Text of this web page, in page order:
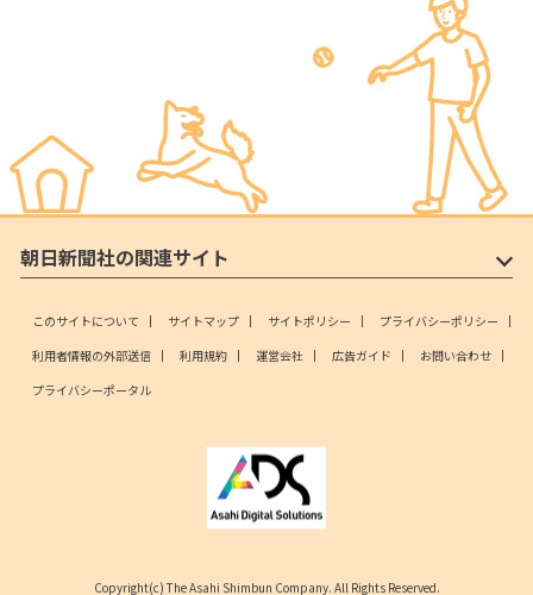
朝日新聞社の関連サイト
このサイトについて サイトマップ サイトポリシー
プライバシーポリシー
利用者情報の外部送信
利用規約 運営会社 広告ガイド
お問い合わせ
プライバシーポータル
Copyright(c) The Asahi Shimbun Company. All Rights Reserved.